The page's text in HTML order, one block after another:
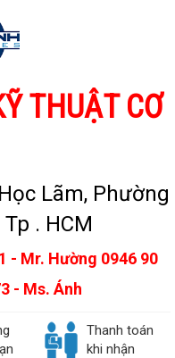
THUẬT CƠ
Lãm, Phường
. HCM
- Mr. Hường 0946 90
- Ms. Ánh
Thanh toán
khi nhận